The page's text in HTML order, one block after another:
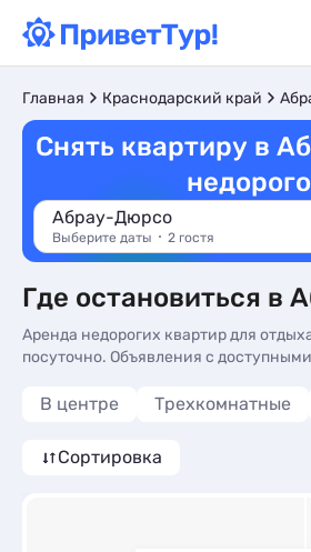
Главная Краснодарский край
Снять квартиру в
недорого
Абрау-Дюрсо
Выберите даты 2 гостя
Где остановиться в
Аренда недорогих квартир для
посуточно. Объявления с
Квартиры в Абрау-Дюрсо, бюджетно
или террасой и холодильником.
В центре Трехкомнатные
Сортировка